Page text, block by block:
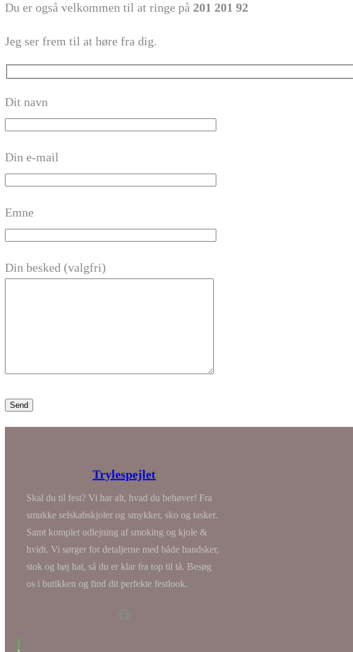
Du er også velkommen til at ringe på 201 201 92
Jeg ser frem til at høre fra dig.
Dit navn
Din e-mail
Emne
Din besked (valgfri)
Trylespejlet
Skal du til fest? Vi har alt, hvad du behøver! Fra
smukke selskabskjoler og smykker, sko og tasker.
Samt komplet udlejning af smoking og kjole &
hvidt. Vi sørger for detaljerne med både handsker,
stok og høj hat, så du er klar fra top til tå. Besøg
os i butikken og find dit perfekte festlook.
.